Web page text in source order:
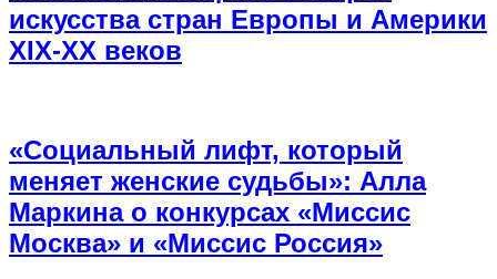
искусства стран Европы и Америки
XIX-XX веков
«Социальный лифт, который
меняет женские судьбы»: Алла
Маркина о конкурсах «Миссис
Москва» и «Миссис Россия»